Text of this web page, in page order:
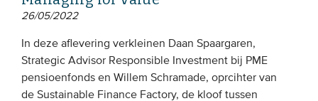
26/05/2022
In deze aflevering verkleinen Daan Spaargaren,
Strategic Advisor Responsible Investment bij PME
pensioenfonds en Willem Schramade, oprcihter van
de Sustainable Finance Factory, de kloof tussen